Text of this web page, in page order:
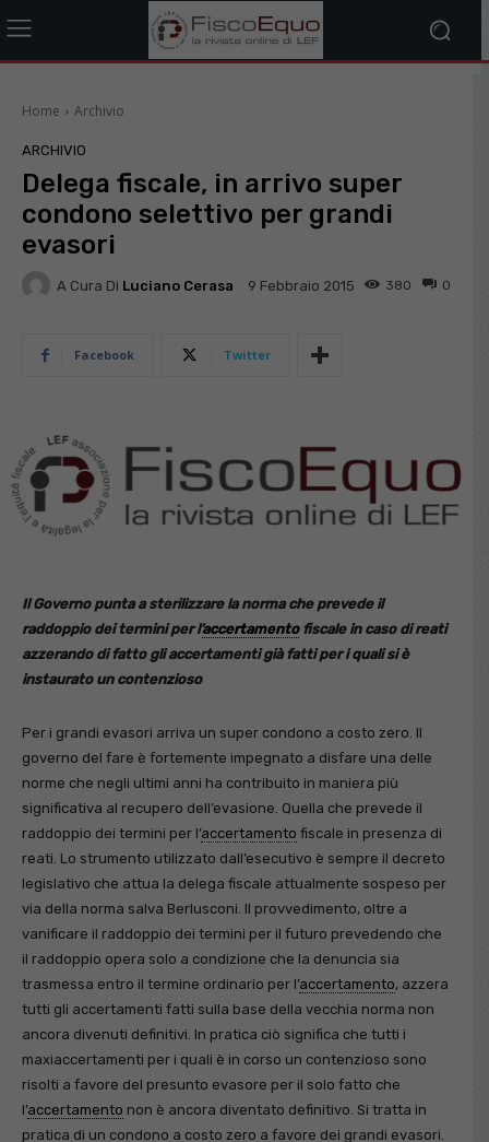
Home Archivio
ARCHIVIO
Delega fiscale, in arrivo super
condono selettivo per grandi
evasori
A Cura Di Luciano Cerasa 9 Febbraio 2015 0
380
Facebook Twitter
Il Governo punta a sterilizzare la norma che prevede il
raddoppio dei termini per l’accertamentofiscale in caso di reati
azzerando di fatto gli accertamenti già fatti per i quali si è
instaurato un contenzioso
Per i grandi evasori arriva un super condono a costo zero. Il
governo del fare è fortemente impegnato a disfare una delle
norme che negli ultimi anni ha contribuito in maniera più
significativa al recupero dell’evasione. Quella che prevede il
raddoppio dei termini per l’accertamento fiscale in presenza di
reati. Lo strumento utilizzato dall’esecutivo è sempre il decreto
legislativo che attua la delega fiscale attualmente sospeso per
via della norma salva Berlusconi. Il provvedimento, oltre a
vanificare il raddoppio dei termini per il futuro prevedendo che
il raddoppio opera solo a condizione che la denuncia sia
trasmessa entro il termine ordinario per l’accertamento, azzera
tutti gli accertamenti fatti sulla base della vecchia norma non
ancora divenuti definitivi. In pratica ciò significa che tutti i
maxiaccertamenti per i quali è in corso un contenzioso sono
risolti a favore del presunto evasore per il solo fatto che
l’accertamento non è ancora diventato definitivo. Si tratta in
pratica di un condono a costo zero a favore dei grandi evasori.